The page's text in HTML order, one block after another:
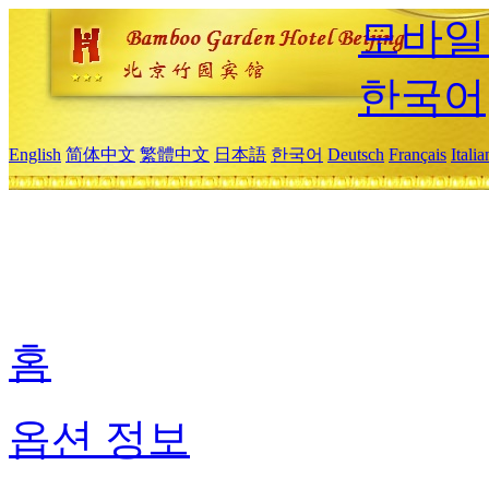
모바
한국어
English 简体中文 繁體中文 日本語 한국어 Deutsch Français
홈
옵션 정보